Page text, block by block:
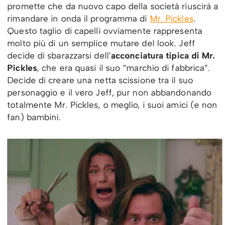
promette che da nuovo capo della società riuscirà a
rimandare in onda il programma di Mr. Pickles.
Questo taglio di capelli ovviamente rappresenta
molto più di un semplice mutare del look. Jeff
decide di sbarazzarsi dell’acconciatura tipica di Mr.
Pickles, che era quasi il suo “marchio di fabbrica”.
Decide di creare una netta scissione tra il suo
personaggio e il vero Jeff, pur non abbandonando
totalmente Mr. Pickles, o meglio, i suoi amici (e non
fan) bambini.